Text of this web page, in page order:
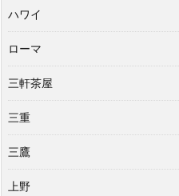
ハワイ
ローマ
三軒茶屋
三重
三鷹
上野